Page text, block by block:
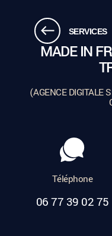
SERVICES
(AGENCE DIGITALE
MADE IN
Téléphone
06 77 39 02 75